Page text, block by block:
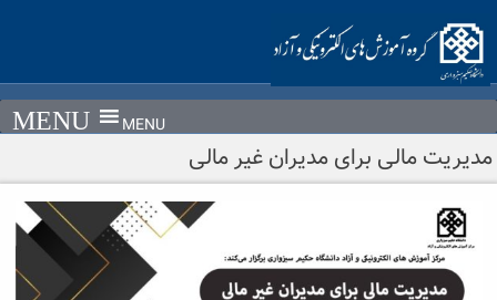
content
MENU
مدیریت مالی برای مدیران غیر مالی